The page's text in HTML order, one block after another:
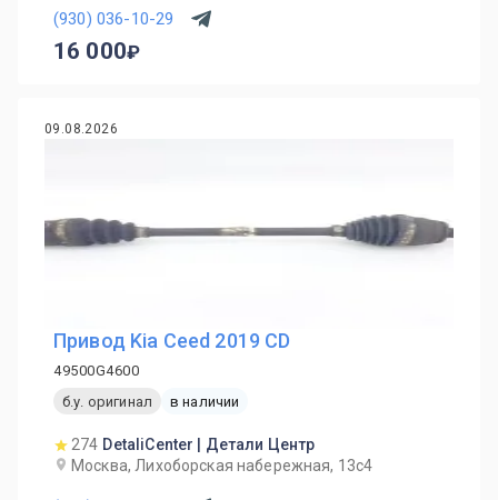
(930) 036-10-29
16 000
09.08.2026
Привод Kia Ceed 2019 CD
49500G4600
б.у. оригинал
в наличии
274 DetaliCenter | Детали Центр
Москва, Лихоборская набережная, 13с4